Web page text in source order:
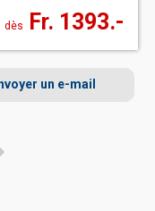
dès Fr. 1393.-
un e-mail